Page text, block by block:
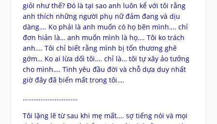
giỏI như thế? Đó là tạI sao anh luôn kể với tôi rằng
anh thích những ngườI phụ nữ đảm đang và dịu
dàng…. Ko phảI là anh muốn có họ bên mình…. chỉ
đơn hiản là… anh muốn mình là họ…. Tôi ko trách
anh…. Tôi chỉ biết rằng mình bị tổn thương ghê
gớm… Ko ai lừa dối tôi…. chỉ là… tôi tự xây ảo tưởng
cho mình…. Tình yêu đầu đời và chỗ dựa duy nhất
giờ đây đã biến mất trong tôi….
………………………….
Tôi lặng lẽ từ sau khi mẹ mất…. sợ tiếng nói và mọi